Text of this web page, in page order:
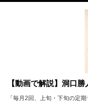
【動画で解説】洞口
「毎月2回、上旬・下旬の定